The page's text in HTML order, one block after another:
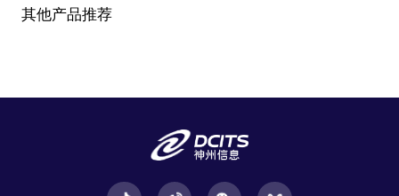
其他产品推荐